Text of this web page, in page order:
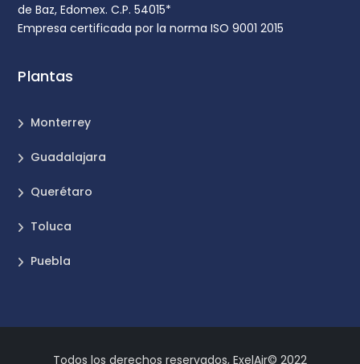
de Baz, Edomex. C.P. 54015*
Empresa certificada por la norma ISO 9001 2015
Plantas
Monterrey
Guadalajara
Querétaro
Toluca
Puebla
Todos los derechos reservados, ExelAir© 2022